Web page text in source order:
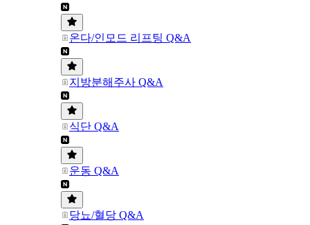
온다/인모드 리프팅 Q&A
지방분해주사 Q&A
식단 Q&A
운동 Q&A
당뇨/혈당 Q&A